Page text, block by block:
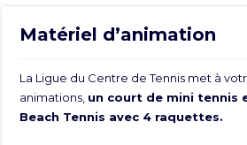
Matériel d’animation
La Ligue du Centre de Tennis met à
animations, un court de mini tennis
Beach Tennis avec 4 raquettes.